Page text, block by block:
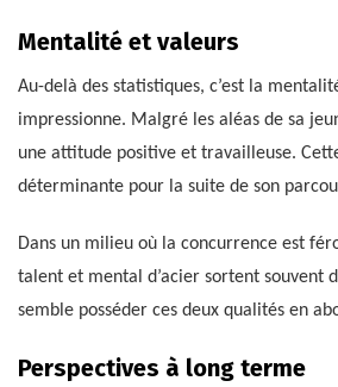
Mentalité et valeurs
Au-delà des statistiques, c’est la
impressionne. Malgré les aléas de sa
une attitude positive et travailleuse.
déterminante pour la suite de son
Dans un milieu où la concurrence est
talent et mental d’acier sortent souvent
semble posséder ces deux qualités en
Perspectives à long terme